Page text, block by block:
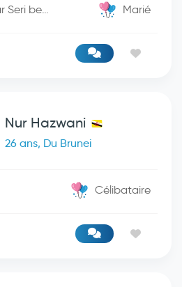
Brunei / Bandar Seri begwan Marié
Nur Hazwani
26 ans, Du Brunei
Célibataire